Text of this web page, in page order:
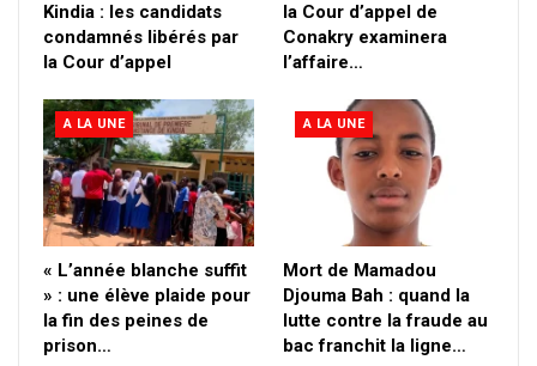
Kindia : les candidats
condamnés libérés par
la Cour d’appel
la Cour d’appel de
Conakry examinera
l’affaire…
A LA UNE
« L’année blanche suffit
» : une élève plaide pour
la fin des peines de
prison…
A LA UNE
Mort de Mamadou
Djouma Bah : quand la
lutte contre la fraude au
bac franchit la ligne…